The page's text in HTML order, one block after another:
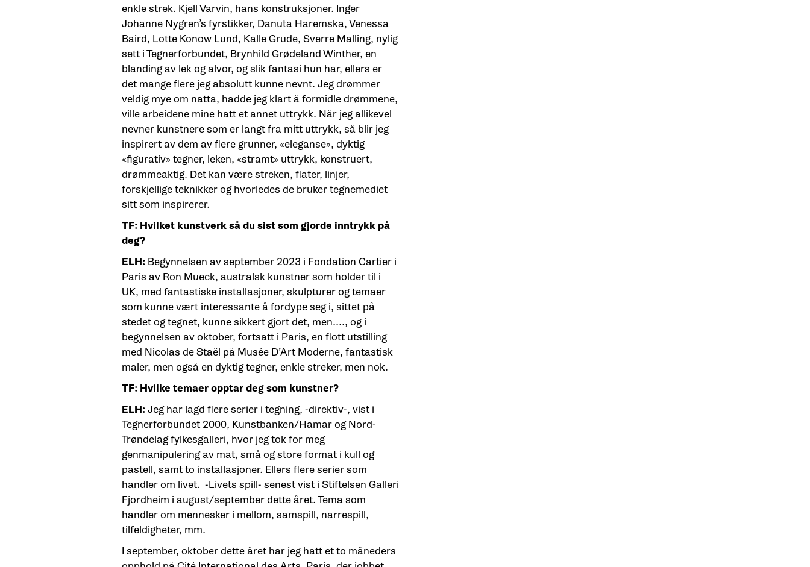
enkle strek. Kjell Varvin, hans konstruksjoner. Inger
Johanne Nygren’s fyrstikker, Danuta Haremska, Venessa
Baird, Lotte Konow Lund, Kalle Grude, Sverre Malling, nylig
sett i Tegnerforbundet, Brynhild Grødeland Winther, en
blanding av lek og alvor, og slik fantasi hun har, ellers er
det mange flere jeg absolutt kunne nevnt. Jeg drømmer
veldig mye om natta, hadde jeg klart å formidle drømmene,
ville arbeidene mine hatt et annet uttrykk. Når jeg allikevel
nevner kunstnere som er langt fra mitt uttrykk, så blir jeg
inspirert av dem av flere grunner, «eleganse», dyktig
«figurativ» tegner, leken, «stramt» uttrykk, konstruert,
drømmeaktig. Det kan være streken, flater, linjer,
forskjellige teknikker og hvorledes de bruker tegnemediet
sitt som inspirerer.
TF: Hvilket kunstverk så du sist som gjorde inntrykk på
deg?
ELH: Begynnelsen av september 2023 i Fondation Cartier i
Paris av Ron Mueck, australsk kunstner som holder til i
UK, med fantastiske installasjoner, skulpturer og temaer
som kunne vært interessante å fordype seg i, sittet på
stedet og tegnet, kunne sikkert gjort det, men...., og i
begynnelsen av oktober, fortsatt i Paris, en flott utstilling
med Nicolas de Staël på Musée D’Art Moderne, fantastisk
maler, men også en dyktig tegner, enkle streker, men nok.
TF: Hvilke temaer opptar deg som kunstner?
ELH:Jeg har lagd flere serier i tegning, -direktiv-, vist i
Tegnerforbundet 2000, Kunstbanken/Hamar og Nord-
Trøndelag fylkesgalleri, hvor jeg tok for meg
genmanipulering av mat, små og store format i kull og
pastell, samt to installasjoner. Ellers flere serier som
handler om livet. -Livets spill- senest vist i Stiftelsen Galleri
Fjordheim i august/september dette året. Tema som
handler om mennesker i mellom, samspill, narrespill,
tilfeldigheter, mm.
I september, oktober dette året har jeg hatt et to måneders